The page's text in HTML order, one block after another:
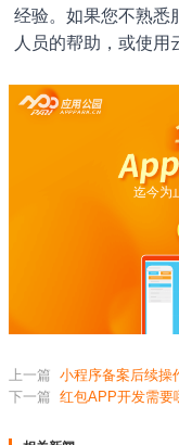
经验。如果您不熟悉
人员的帮助，或使用
迄今为
上一篇 小程序备案后续操
下一篇 红包APP开发需要